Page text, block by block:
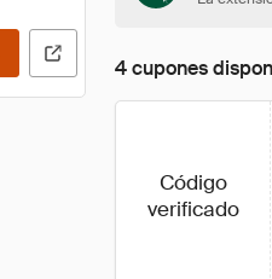
4 cupones
Código
verificado